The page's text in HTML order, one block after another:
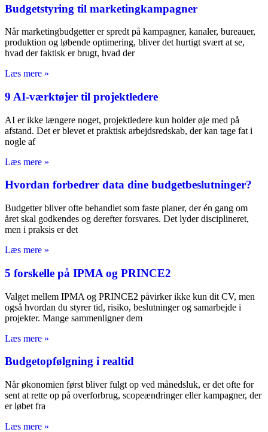
Budgetstyring til marketingkampagner
Når marketingbudgetter er spredt på kampagner, kanaler, bureauer,
produktion og løbende optimering, bliver det hurtigt svært at se,
hvad der faktisk er brugt, hvad der
Læs mere »
9 AI-værktøjer til projektledere
AI er ikke længere noget, projektledere kun holder øje med på
afstand. Det er blevet et praktisk arbejdsredskab, der kan tage fat i
nogle af
Læs mere »
Hvordan forbedrer data dine budgetbeslutninger?
Budgetter bliver ofte behandlet som faste planer, der én gang om
året skal godkendes og derefter forsvares. Det lyder disciplineret,
men i praksis er det
Læs mere »
5 forskelle på IPMA og PRINCE2
Valget mellem IPMA og PRINCE2 påvirker ikke kun dit CV, men
også hvordan du styrer tid, risiko, beslutninger og samarbejde i
projekter. Mange sammenligner dem
Læs mere »
Budgetopfølgning i realtid
Når økonomien først bliver fulgt op ved månedsluk, er det ofte for
sent at rette op på overforbrug, scopeændringer eller kampagner, der
er løbet fra
Læs mere »